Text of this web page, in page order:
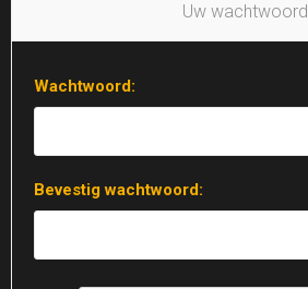
Uw wachtwoord
Wachtwoord:
Bevestig wachtwoord: